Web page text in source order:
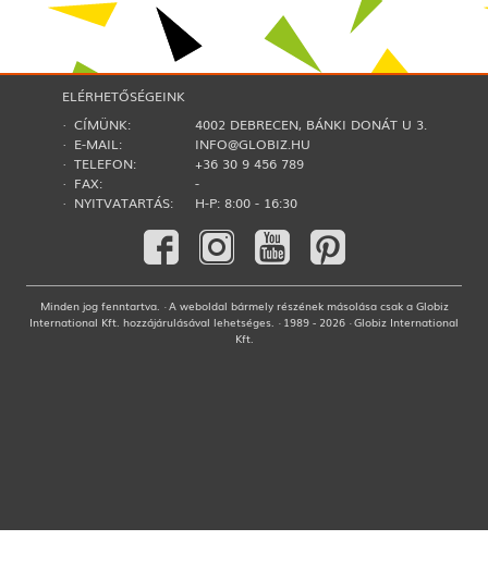
ELÉRHETŐSÉGEINK
· CÍMÜNK:
4002 DEBRECEN, BÁNKI DONÁT U 3.
· E-MAIL:
INFO@GLOBIZ.HU
· TELEFON:
+36 30 9 456 789
· FAX:
-
· NYITVATARTÁS:
H-P: 8:00 - 16:30
Minden jog fenntartva. · A weboldal bármely részének másolása csak a Globiz
International Kft. hozzájárulásával lehetséges. · 1989 - 2026 · Globiz International
Kft.